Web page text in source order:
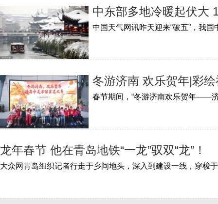
中东部多地冷暖起伏大
冬游济南 欢乐贺年|彩
龙年春节 他在青岛地铁“一龙”驭双“龙”！